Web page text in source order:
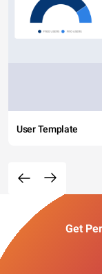
User Template
Get